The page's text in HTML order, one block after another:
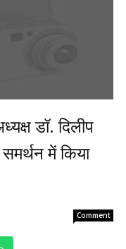
डॉ. दिलीप
में किया
Comment